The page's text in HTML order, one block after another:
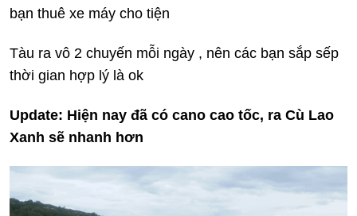
bạn thuê xe máy cho tiện
Tàu ra vô 2 chuyến mỗi ngày , nên các bạn sắp sếp
thời gian hợp lý là ok
Update: Hiện nay đã có cano cao tốc, ra Cù Lao
Xanh sẽ nhanh hơn